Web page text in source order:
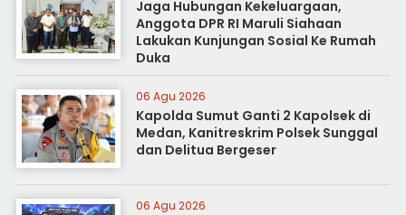
Jaga Hubungan Kekeluargaan,
Anggota DPR RI Maruli Siahaan
Lakukan Kunjungan Sosial Ke Rumah
Duka
06 Agu 2026
Kapolda Sumut Ganti 2 Kapolsek di
Medan, Kanitreskrim Polsek Sunggal
dan Delitua Bergeser
06 Agu 2026